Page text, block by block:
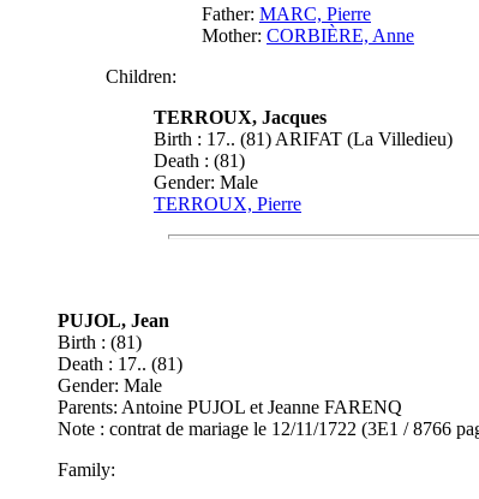
Father: MARC, Pierre
Mother: CORBIÈRE, Anne
Children:
TERROUX, Jacques
Birth : 17.. (81) ARIFAT (La Villedieu)
Death : (81)
Gender: Male
TERROUX, Pierre
PUJOL, Jean
Birth : (81)
Death : 17.. (81)
Gender: Male
Parents: Antoine PUJOL et Jeanne FARENQ
Note : contrat de mariage le 12/11/1722 (3E1 / 8766
Family: